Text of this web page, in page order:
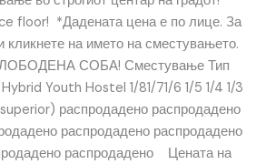
floor! *Дадената цена е по лице. За
на името на сместувањето.
СОБА! Сместување Тип
Youth Hostel 1/81/71/6 1/5 1/4 1/3
распродадено распродадено
распродадено распродадено
распродадено Цената на